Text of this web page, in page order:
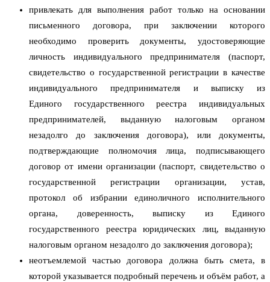
привлекать для выполнения работ только на основании
письменного договора, при заключении которого
необходимо проверить документы, удостоверяющие
личность индивидуального предпринимателя (паспорт,
свидетельство о государственной регистрации в качестве
индивидуального предпринимателя и выписку из
Единого государственного реестра индивидуальных
предпринимателей, выданную налоговым органом
незадолго до заключения договора), или документы,
подтверждающие полномочия лица, подписывающего
договор от имени организации (паспорт, свидетельство о
государственной регистрации организации, устав,
протокол об избрании единоличного исполнительного
органа, доверенность, выписку из Единого
государственного реестра юридических лиц, выданную
налоговым органом незадолго до заключения договора);
неотъемлемой частью договора должна быть смета, в
которой указывается подробный перечень и объём работ, а